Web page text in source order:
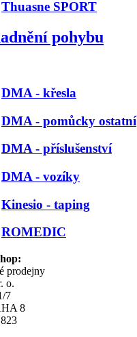
Thuasne SPORT
pohybu
DMA - křesla
DMA - pomůcky ostatní
DMA - příslušenství
DMA - vozíky
Kinesio - taping
ROMEDIC
prodejny
o.
7
8